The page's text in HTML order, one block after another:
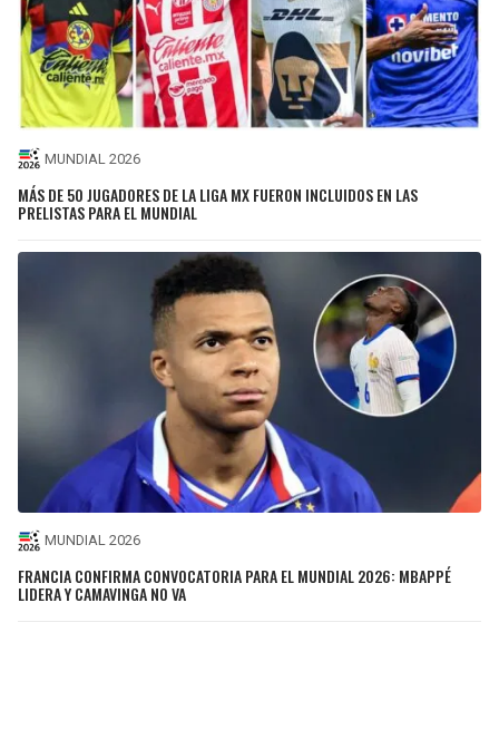
MUNDIAL 2026
MÁS DE 50 JUGADORES DE LA LIGA MX FUERON INCLUIDOS EN LAS
PRELISTAS PARA EL MUNDIAL
MUNDIAL 2026
FRANCIA CONFIRMA CONVOCATORIA PARA EL MUNDIAL 2026: MBAPPÉ
LIDERA Y CAMAVINGA NO VA